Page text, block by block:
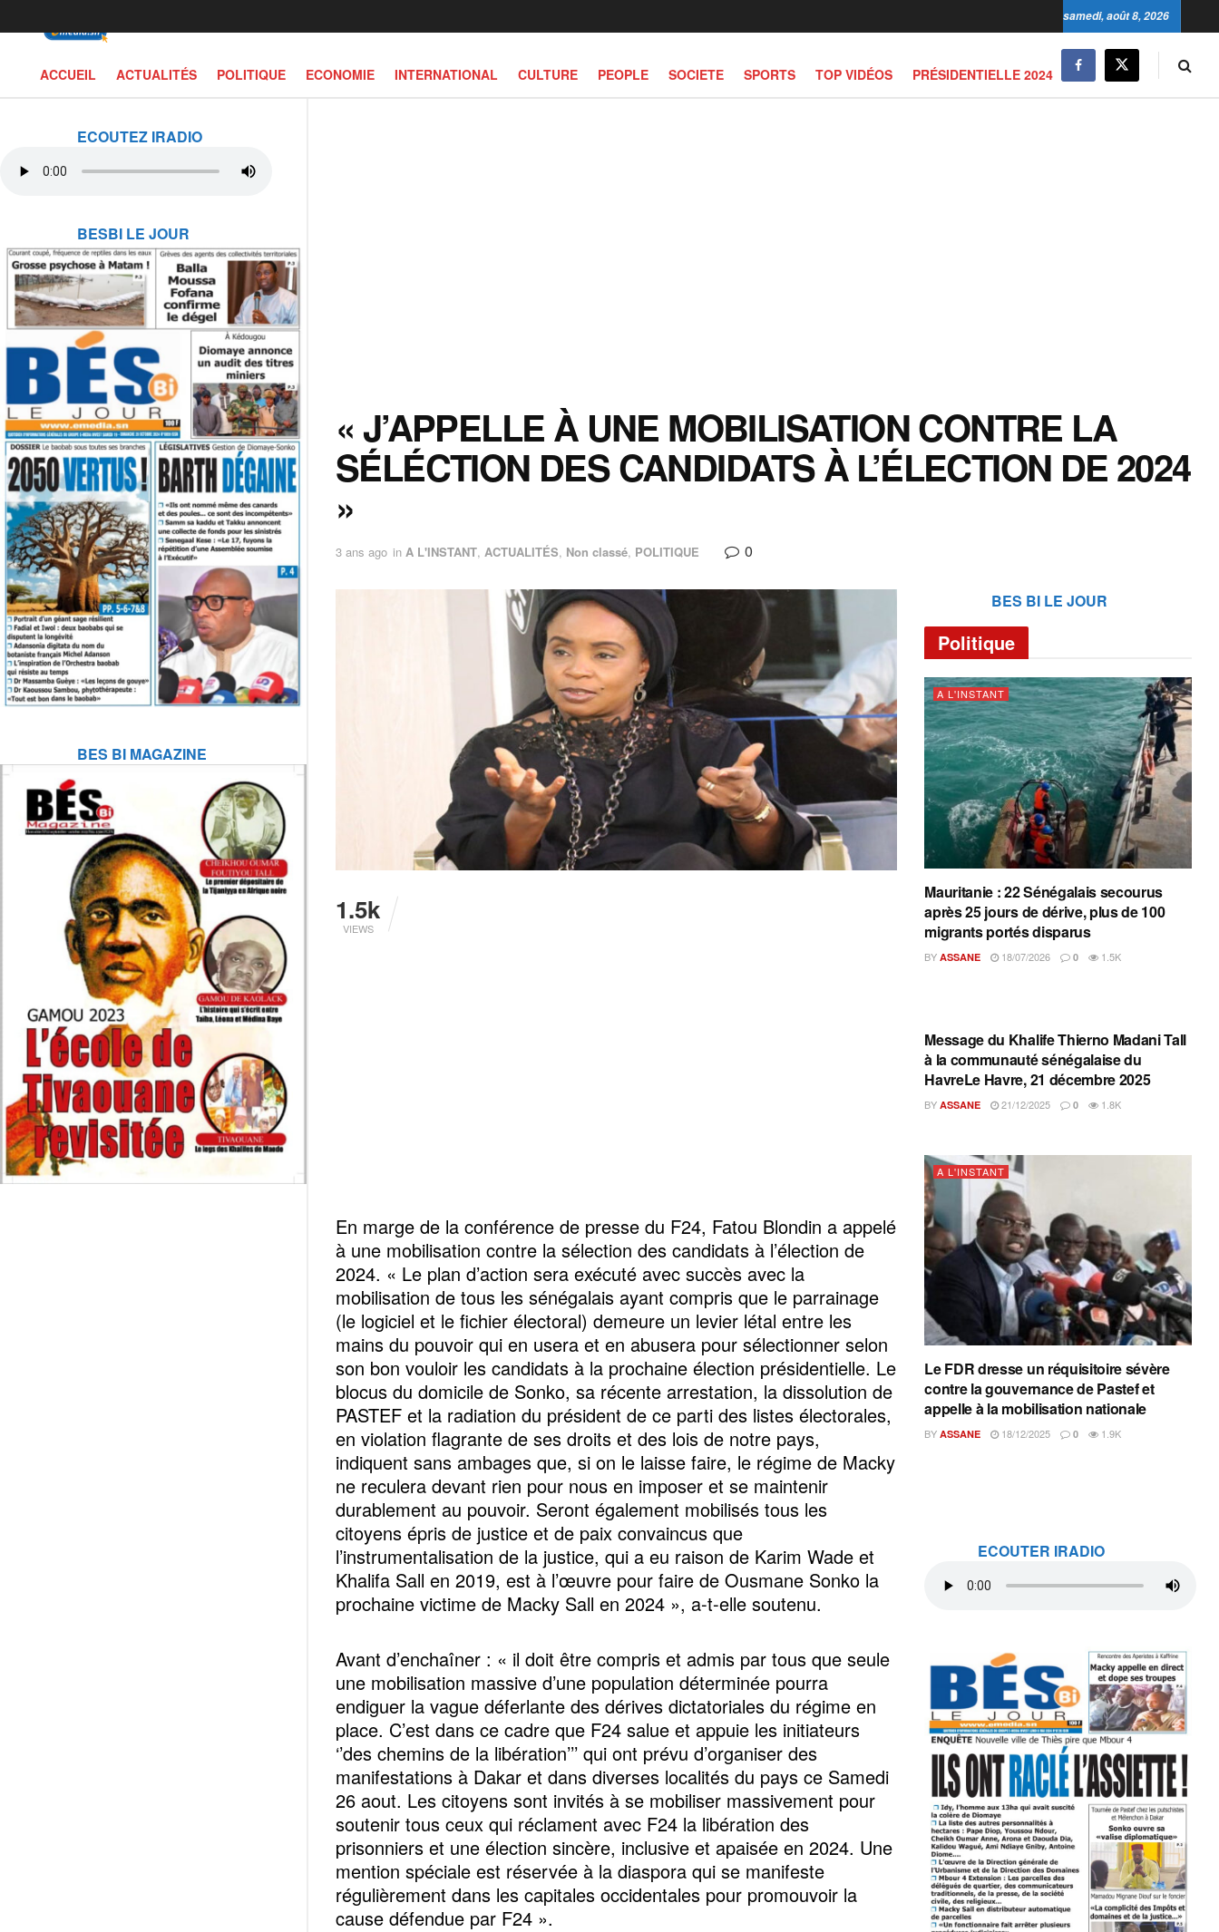
ECOUTEZ IRADIO
BESBI LE JOUR
BES BI MAGAZINE
samedi, août 8, 2026
ACCUEIL ACTUALITÉS POLITIQUE ECONOMIE INTERNATIONAL CULTURE PEOPLE SOCIETE SPORTS TOP VIDÉOS PRÉSIDENTIELLE 2024
« J’APPELLE À UNE MOBILISATION CONTRE LA
SÉLÉCTION DES CANDIDATS À L’ÉLECTION DE 2024
»
3 ans ago in A L'INSTANT, ACTUALITÉS, Non classé, POLITIQUE 0
1.5k
VIEWS
En marge de la conférence de presse du F24, Fatou Blondin a appelé
à une mobilisation contre la sélection des candidats à l’élection de
2024. « Le plan d’action sera exécuté avec succès avec la
mobilisation de tous les sénégalais ayant compris que le parrainage
(le logiciel et le fichier électoral) demeure un levier létal entre les
mains du pouvoir qui en usera et en abusera pour sélectionner selon
son bon vouloir les candidats à la prochaine élection présidentielle. Le
blocus du domicile de Sonko, sa récente arrestation, la dissolution de
PASTEF et la radiation du président de ce parti des listes électorales,
en violation flagrante de ses droits et des lois de notre pays,
indiquent sans ambages que, si on le laisse faire, le régime de Macky
ne reculera devant rien pour nous en imposer et se maintenir
durablement au pouvoir. Seront également mobilisés tous les
citoyens épris de justice et de paix convaincus que
l’instrumentalisation de la justice, qui a eu raison de Karim Wade et
Khalifa Sall en 2019, est à l’œuvre pour faire de Ousmane Sonko la
prochaine victime de Macky Sall en 2024 », a-t-elle soutenu.
Avant d’enchaîner : « il doit être compris et admis par tous que seule
une mobilisation massive d’une population déterminée pourra
endiguer la vague déferlante des dérives dictatoriales du régime en
place. C’est dans ce cadre que F24 salue et appuie les initiateurs
‘’des chemins de la libération’’’ qui ont prévu d’organiser des
manifestations à Dakar et dans diverses localités du pays ce Samedi
26 aout. Les citoyens sont invités à se mobiliser massivement pour
soutenir tous ceux qui réclament avec F24 la libération des
prisonniers et une élection sincère, inclusive et apaisée en 2024. Une
mention spéciale est réservée à la diaspora qui se manifeste
régulièrement dans les capitales occidentales pour promouvoir la
cause défendue par F24 ».
BES BI LE JOUR
Politique
A L'INSTANT
Mauritanie : 22 Sénégalais secourus
après 25 jours de dérive, plus de 100
migrants portés disparus
BY ASSANE 18/07/2026 0 1.5K
A L'INSTANT
Message du Khalife Thierno Madani Tall
à la communauté sénégalaise du
HavreLe Havre, 21 décembre 2025
BY ASSANE 21/12/2025 0 1.8K
A L'INSTANT
Le FDR dresse un réquisitoire sévère
contre la gouvernance de Pastef et
appelle à la mobilisation nationale
BY ASSANE 18/12/2025 0 1.9K
ECOUTER IRADIO